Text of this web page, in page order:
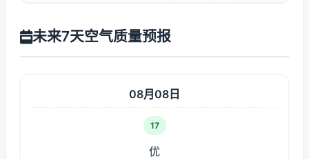
未来7天空气质量预报
08月08日
17
优